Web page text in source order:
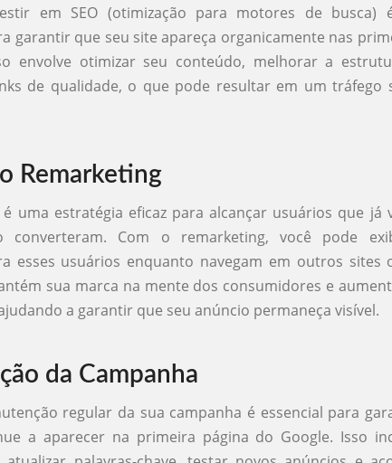
em SEO (otimização para motores de busca)
garantir que seu site apareça organicamente nas
envolve otimizar seu conteúdo, melhorar a
de qualidade, o que pode resultar em um tráfego
Remarketing
uma estratégia eficaz para alcançar usuários que já
converteram. Com o remarketing, você pode
esses usuários enquanto navegam em outros sites
sua marca na mente dos consumidores e
a garantir que seu anúncio permaneça visível.
da Campanha
regular da sua campanha é essencial para
a aparecer na primeira página do Google. Isso